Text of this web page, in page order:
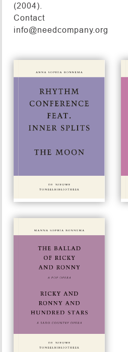
(2004).
Contact
info@needcompany.org